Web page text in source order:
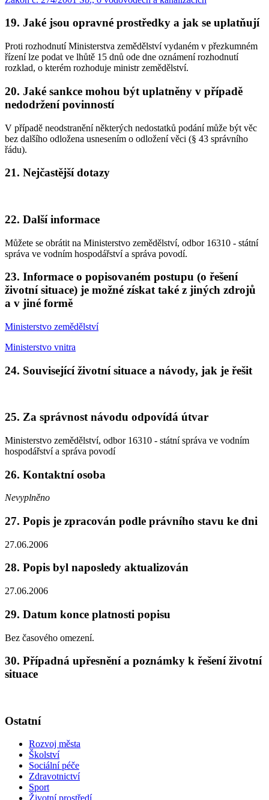
19. Jaké jsou opravné prostředky a jak se uplatňují
Proti rozhodnutí Ministerstva zemědělství vydaném v přezkumném
řízení lze podat ve lhůtě 15 dnů ode dne oznámení rozhodnutí
rozklad, o kterém rozhoduje ministr zemědělství.
20. Jaké sankce mohou být uplatněny v případě
nedodržení povinností
V případě neodstranění některých nedostatků podání může být věc
bez dalšího odložena usnesením o odložení věci (§ 43 správního
řádu).
21. Nejčastější dotazy
22. Další informace
Můžete se obrátit na Ministerstvo zemědělství, odbor 16310 - státní
správa ve vodním hospodářství a správa povodí.
23. Informace o popisovaném postupu (o řešení
životní situace) je možné získat také z jiných zdrojů
a v jiné formě
Ministerstvo zemědělství
Ministerstvo vnitra
24. Související životní situace a návody, jak je řešit
25. Za správnost návodu odpovídá útvar
Ministerstvo zemědělství, odbor 16310 - státní správa ve vodním
hospodářství a správa povodí
26. Kontaktní osoba
Nevyplněno
27. Popis je zpracován podle právního stavu ke dni
27.06.2006
28. Popis byl naposledy aktualizován
27.06.2006
29. Datum konce platnosti popisu
Bez časového omezení.
30. Případná upřesnění a poznámky k řešení životní
situace
Ostatní
Rozvoj města
Školství
Sociální péče
Zdravotnictví
Sport